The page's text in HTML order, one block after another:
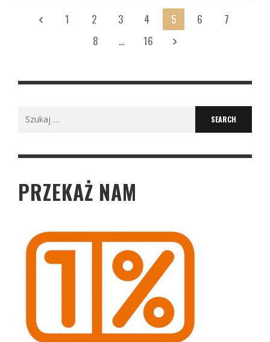
1 2 3 4 5 6
7
8
… 16
PRZEKAŻ NAM